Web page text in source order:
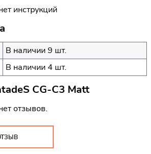
инструкций
В наличии 9 шт.
В наличии 4 шт.
CG-C3 Matt
отзывов.